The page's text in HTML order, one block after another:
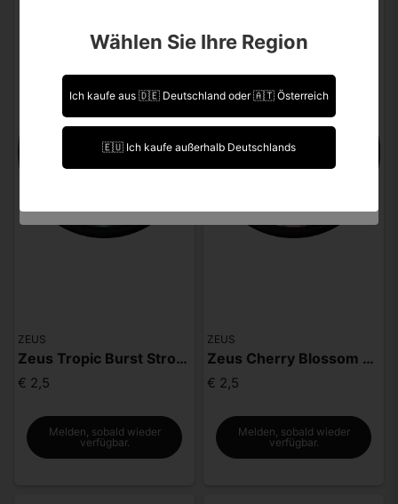
ZEUS
Zeus Tropic Burst Strong
€ 2,5
Melden, sobald wieder
verfügbar.
ZEUS
Zeus Cherry Blossom Strong
€ 2,5
Melden, sobald wieder
verfügbar.
Leider können Sie Ihre Daten nicht selbst ändern.
Ich bin über 18 Jahre alt.
Ich bin unter 18 Jahre alt.
Wählen Sie Ihre Region
Ich kaufe aus 🇩🇪 Deutschland oder 🇦🇹 Österreich
🇪🇺 Ich kaufe außerhalb Deutschlands